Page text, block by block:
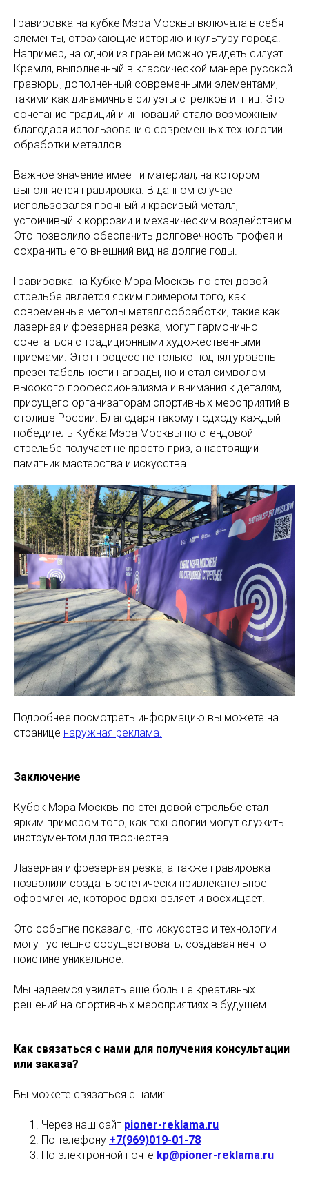
Гравировка на кубке Мэра Москвы включала в себя
элементы, отражающие историю и культуру города.
Например, на одной из граней можно увидеть силуэт
Кремля, выполненный в классической манере русской
гравюры, дополненный современными элементами,
такими как динамичные силуэты стрелков и птиц. Это
сочетание традиций и инноваций стало возможным
благодаря использованию современных технологий
обработки металлов.
Важное значение имеет и материал, на котором
выполняется гравировка. В данном случае
использовался прочный и красивый металл,
устойчивый к коррозии и механическим воздействиям.
Это позволило обеспечить долговечность трофея и
сохранить его внешний вид на долгие годы.
Гравировка на Кубке Мэра Москвы по стендовой
стрельбе является ярким примером того, как
современные методы металлообработки, такие как
лазерная и фрезерная резка, могут гармонично
сочетаться с традиционными художественными
приёмами. Этот процесс не только поднял уровень
презентабельности награды, но и стал символом
высокого профессионализма и внимания к деталям,
присущего организаторам спортивных мероприятий в
столице России. Благодаря такому подходу каждый
победитель Кубка Мэра Москвы по стендовой
стрельбе получает не просто приз, а настоящий
памятник мастерства и искусства.
Подробнее посмотреть информацию вы можете на
странице наружная реклама.
Заключение
Кубок Мэра Москвы по стендовой стрельбе стал
ярким примером того, как технологии могут служить
инструментом для творчества.
Лазерная и фрезерная резка, а также гравировка
позволили создать эстетически привлекательное
оформление, которое вдохновляет и восхищает.
Это событие показало, что искусство и технологии
могут успешно сосуществовать, создавая нечто
поистине уникальное.
Мы надеемся увидеть еще больше креативных
решений на спортивных мероприятиях в будущем.
Как связаться с нами для получения консультации
или заказа?
Вы можете связаться с нами:
Через наш сайт pioner-reklama.ru
По телефону +7(969)019-01-78
По электронной почте kp@pioner-reklama.ru